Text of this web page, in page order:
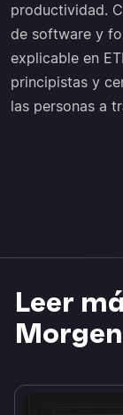
productividad.
de software y
explicable en
principistas y
las personas a
Leer
Morgen